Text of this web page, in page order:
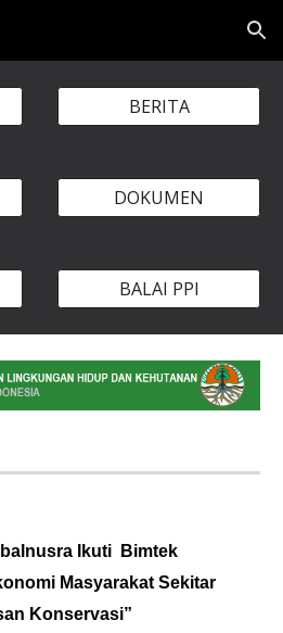
Skip to navigation
BERITA
DOKUMEN
BALAI PPI
Ikuti Bimtek
Masyarakat Sekitar
Konservasi”